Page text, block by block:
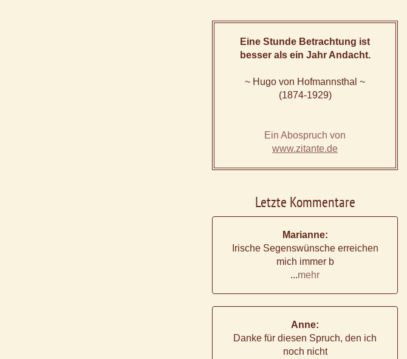
Eine Stunde Betrachtung ist
besser als ein Jahr Andacht.
~ Hugo von Hofmannsthal ~
(1874-1929)
Ein Abospruch von
www.zitante.de
Letzte Kommentare
Marianne:
Irische Segenswünsche erreichen
mich immer b
...mehr
Anne:
Danke für diesen Spruch, den ich
noch nicht